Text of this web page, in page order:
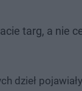
targ, a nie
dzieł